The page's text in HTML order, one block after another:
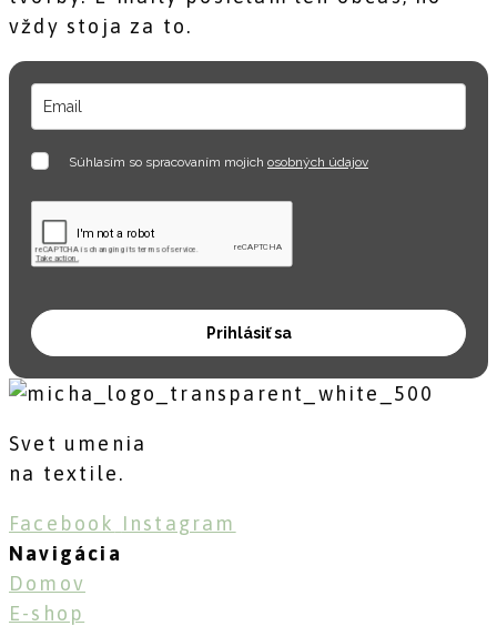
vždy stoja za to.
Súhlasím so spracovaním mojich osobných údajov
Prihlásiť sa
Svet umenia
na textile.
Facebook Instagram
Navigácia
Domov
E-shop